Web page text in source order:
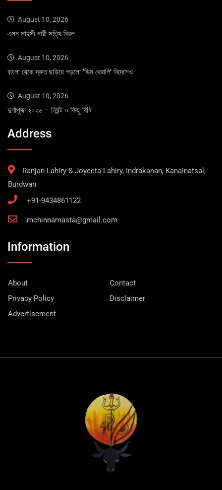
August 10, 2026
এমন সাহসী নারী সত্যি বিরল
August 10, 2026
বাংলা থেকে দ্রুত ছড়িয়ে পড়লো ‘ডিম থেরাপি’ বিদেশেও
August 10, 2026
দুর্গাপূজা ২০২৬ – নির্ঘন্ট ও কিছু বিধি
Address
Ranjan Lahiry & Joyeeta Lahiry, Indrakanan, Kanainatsal,
Burdwan
+91-9434861122
mchinnamasta@gmail.com
Information
About
Contact
Privacy Policy
Disclaimer
Advertisement